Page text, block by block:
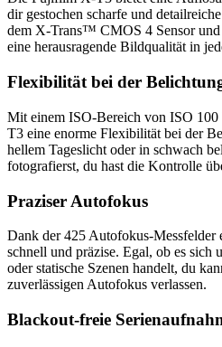
dir gestochen scharfe und
dem X-Trans™ CMOS 4 Sensor und
eine herausragende Bildqualität in
Flexibilität bei der
Mit einem ISO-Bereich von ISO
T3 eine enorme Flexibilität bei der
hellem Tageslicht oder in schwach
fotografierst, du hast die Kontrolle
Praziser Autofokus
Dank der 425 Autofokus-
schnell und präzise. Egal, ob es sich
oder statische Szenen handelt, du
zuverlässigen Autofokus verlassen.
Blackout-freie